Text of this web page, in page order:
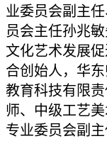
业委员会副主
员会主任孙兆
文化艺术发展
合创始人，华
教育科技有限
师、中级工艺
专业委员会副